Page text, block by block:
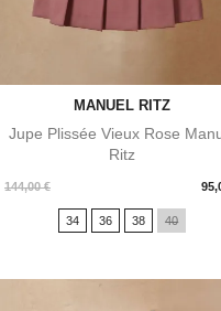
MANUEL RITZ
Jupe Plissée Vieux Rose
Ritz
144,00 €
Prix
34 36 38 40